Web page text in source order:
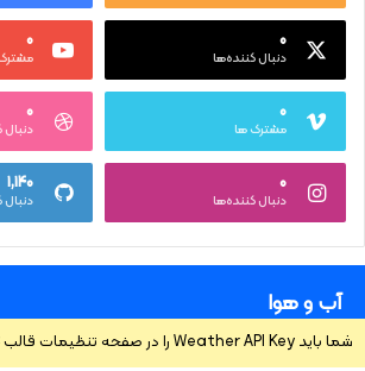
۰
دنبال کننده‌ها
۰
۰
مشترک ها
۰
دنبال
۰
دنبال کننده‌ها
۱,۱۴۰
دنبال
آب و هوا
شما باید Weather API Key را در صفحه تنظیمات قالب > ادغام تنظیم کنید.